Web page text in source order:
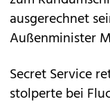
ausgerechnet
Außenminister
Secret Service
stolperte bei